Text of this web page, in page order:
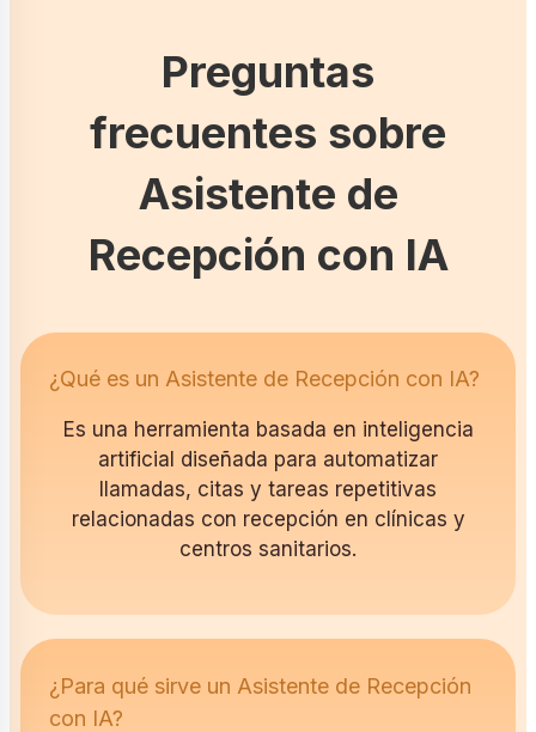
Preguntas
frecuentes sobre
Asistente de
Recepción con IA
¿Qué es un Asistente de Recepción con IA?
Es una herramienta basada en inteligencia
artificial diseñada para automatizar
llamadas, citas y tareas repetitivas
relacionadas con recepción en clínicas y
centros sanitarios.
¿Para qué sirve un Asistente de Recepción
con IA?